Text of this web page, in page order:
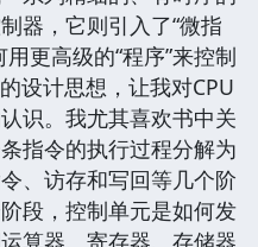
器，它则引入了“微指
更高级的“程序”来控制
设计思想，让我对CPU
识。我尤其喜欢书中关
指令的执行过程分解为
、访存和写回等几个阶
段，控制单元是如何发
算器、寄存器、存储器